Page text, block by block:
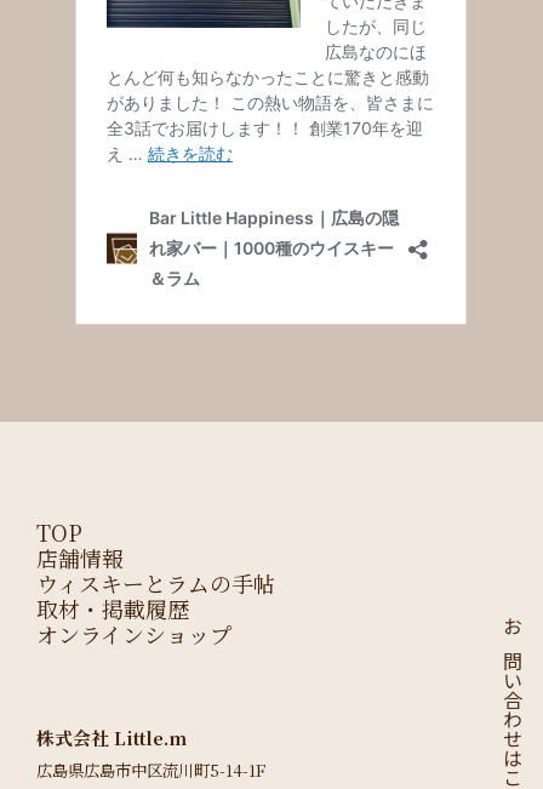
お問い合わせはこちら
TOP
店舗情報
ウィスキーとラムの手帖
取材・掲載履歴
オンラインショップ
株式会社 Little.m
広島県広島市中区流川町5-14-1F